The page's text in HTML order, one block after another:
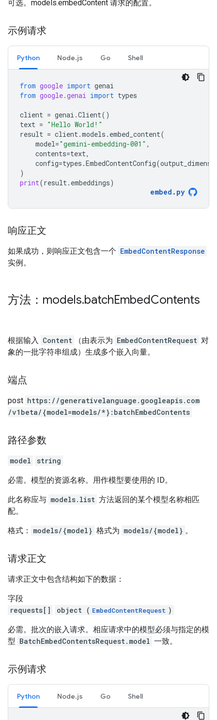
可选。models.embedContent 请求的配置。
示例请求
Python Node.js Go Shell
from google import genai
from google.genai import types
client = genai .Client()
text = "Hello World!"
result = client.models . embed_content(
model="gemini-embedding-001" ,
contents=text,
config=types .EmbedContentConfig(
)
print(result. embeddings)
embed . py
响应正文
如果成功，则响应正文包含一个 EmbedContentResponse
实例。
方法：models.batchEmbedContents
根据输入 Content （由表示为 EmbedContentRequest 对
象的一批字符串组成）生成多个嵌入向量。
端点
post https: / /generativelanguage.googleapis.com
/v1beta/{model=models/*}:batchEmbedContents
路径参数
model string
必需。模型的资源名称。用作模型要使用的 ID。
此名称应与 models.list 方法返回的某个模型名称相匹
配。
格式： models/{model} 格式为 models/{model} 。
请求正文
请求正文中包含结构如下的数据：
字段
requests[]
object ( EmbedContentRequest )
必需。批次的嵌入请求。相应请求中的模型必须与指定的模
型 BatchEmbedContentsRequest.model 一致。
示例请求
Python Node.js Go Shell